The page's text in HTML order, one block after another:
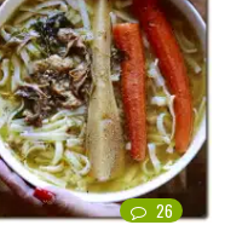
26